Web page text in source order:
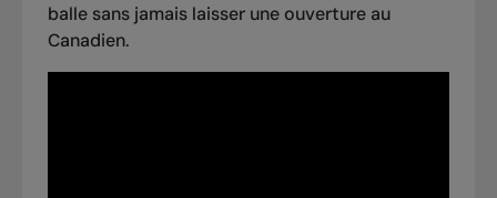
balle sans jamais laisser une ouverture au
Canadien.